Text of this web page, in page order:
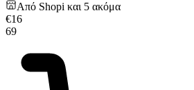
Από Shopi και 5 ακόμα
€16
69